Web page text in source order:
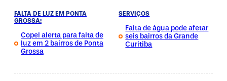
FALTA DE LUZ EM PONTA
GROSSA!
Copel alerta para falta de
luz em 2 bairros de Ponta
Grossa
SERVIÇOS
Falta de água pode afetar
seis bairros da Grande
Curitiba